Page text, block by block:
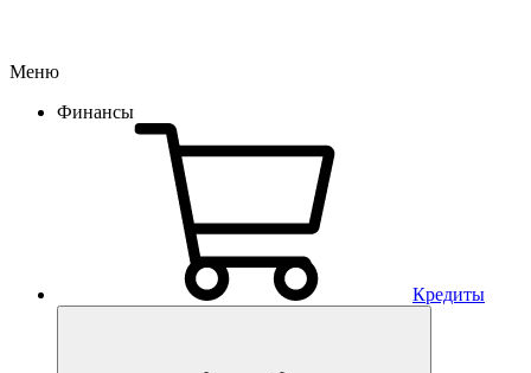
Меню
Финансы
Кредиты